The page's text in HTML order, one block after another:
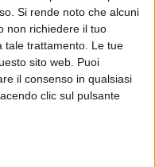
Si rende noto che alcuni
non richiedere il tuo
tale trattamento. Le tue
sito web. Puoi
il consenso in qualsiasi
clic sul pulsante
replica in streaming